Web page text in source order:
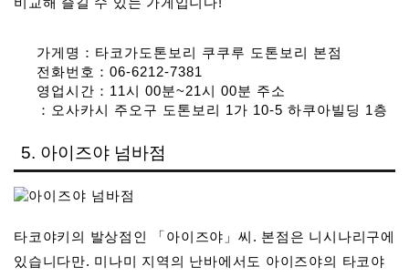
가게명：타코가도톤보리 쿠쿠루 도톤보리 본점
전화번호：06-6212-7381
영업시간：11시 00분~21시 00분 주소
：오사카시 주오구 도톤보리 1가 10-5 하쿠아빌딩 1층
5. 아이즈야 넘바점
타코야키의 발상점인 「아이즈야」씨. 본점은 니시나리구에
있습니다만. 미나미 지역의 난바에서도 아이즈야의 타코야